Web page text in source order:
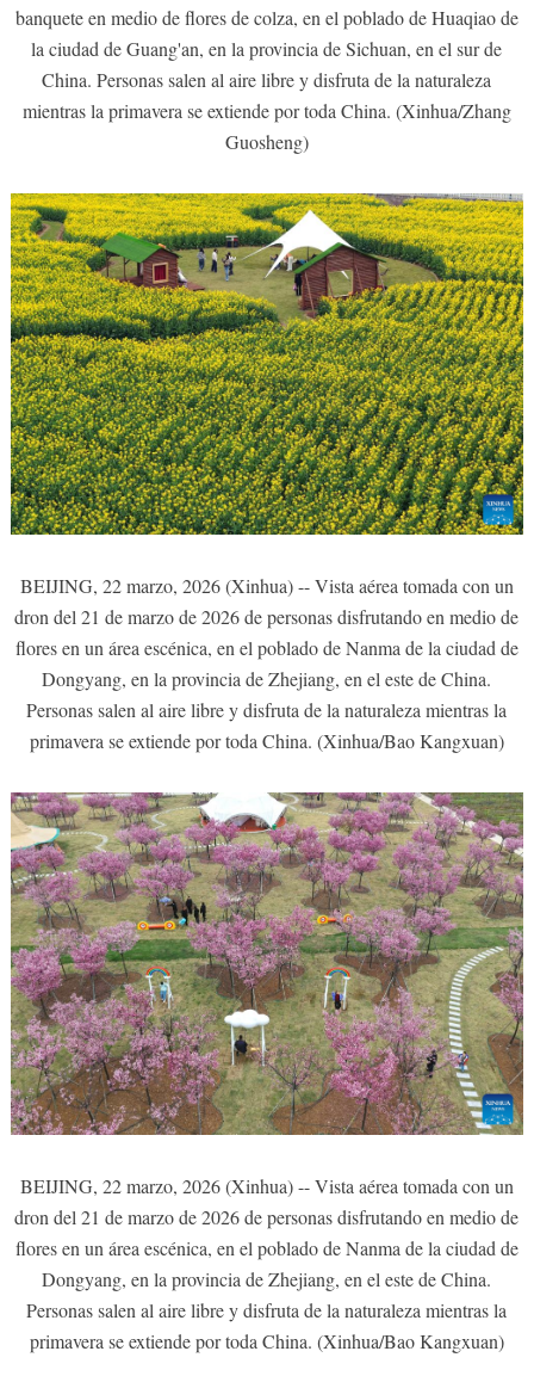
banquete en medio de flores de colza, en el poblado de Huaqiao de
la ciudad de Guang'an, en la provincia de Sichuan, en el sur de
China. Personas salen al aire libre y disfruta de la naturaleza
mientras la primavera se extiende por toda China. (Xinhua/Zhang
Guosheng)
BEIJING, 22 marzo, 2026 (Xinhua) -- Vista aérea tomada con un
dron del 21 de marzo de 2026 de personas disfrutando en medio de
flores en un área escénica, en el poblado de Nanma de la ciudad de
Dongyang, en la provincia de Zhejiang, en el este de China.
Personas salen al aire libre y disfruta de la naturaleza mientras la
primavera se extiende por toda China. (Xinhua/Bao Kangxuan)
BEIJING, 22 marzo, 2026 (Xinhua) -- Vista aérea tomada con un
dron del 21 de marzo de 2026 de personas disfrutando en medio de
flores en un área escénica, en el poblado de Nanma de la ciudad de
Dongyang, en la provincia de Zhejiang, en el este de China.
Personas salen al aire libre y disfruta de la naturaleza mientras la
primavera se extiende por toda China. (Xinhua/Bao Kangxuan)